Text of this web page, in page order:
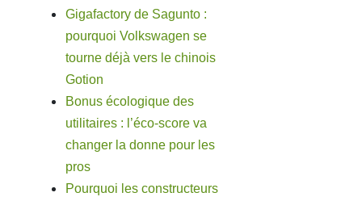
Gigafactory de Sagunto :
pourquoi Volkswagen se
tourne déjà vers le chinois
Gotion
Bonus écologique des
utilitaires : l’éco-score va
changer la donne pour les
pros
Pourquoi les constructeurs